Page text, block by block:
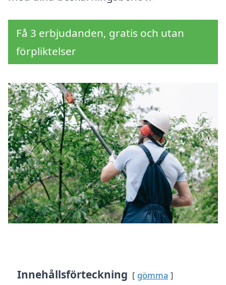
Få 3 erbjudanden, gratis och utan
förpliktelser
Innehållsförteckning gömma